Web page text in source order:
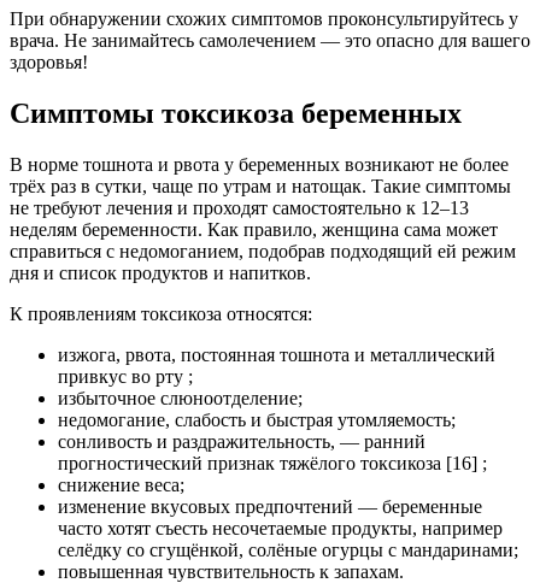
При обнаружении схожих симптомов проконсультируйтесь у
врача. Не занимайтесь самолечением — это опасно для вашего
здоровья!
Симптомы токсикоза беременных
В норме тошнота и рвота у беременных возникают не более
трёх раз в сутки, чаще по утрам и натощак. Такие симптомы
не требуют лечения и проходят самостоятельно к 12–13
неделям беременности. Как правило, женщина сама может
справиться с недомоганием, подобрав подходящий ей режим
дня и список продуктов и напитков.
К проявлениям токсикоза относятся:
изжога, рвота, постоянная тошнота и металлический
привкус во рту ;
избыточное слюноотделение;
недомогание, слабость и быстрая утомляемость;
сонливость и раздражительность, — ранний
прогностический признак тяжёлого токсикоза [16] ;
снижение веса;
изменение вкусовых предпочтений — беременные
часто хотят съесть несочетаемые продукты, например
селёдку со сгущёнкой, солёные огурцы с мандаринами;
повышенная чувствительность к запахам.